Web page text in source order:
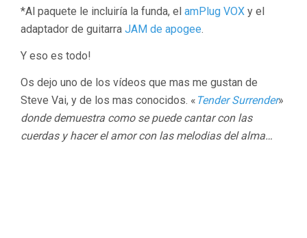
*Al paquete le incluiría la funda, el amPlug VOX y el
adaptador de guitarra JAM de apogee.
Y eso es todo!
Os dejo uno de los vídeos que mas me gustan de
Steve Vai, y de los mas conocidos. « Tender Surrender»
donde demuestra como se puede cantar con las
cuerdas y hacer el amor con las melodias del alma…